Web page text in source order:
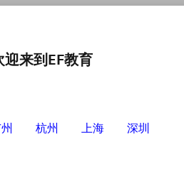
迎来到EF教育
杭州 上海
深圳